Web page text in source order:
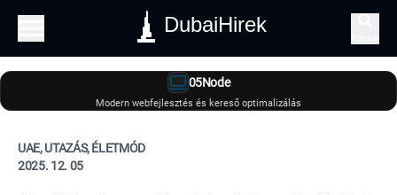
DubaiHirek
05Node
Modern webfejlesztés és kereső optimalizálás
UAE, UTAZÁS, ÉLETMÓD
2025. 12. 05